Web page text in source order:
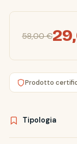
58,00 €
Prodotto
Tipologia